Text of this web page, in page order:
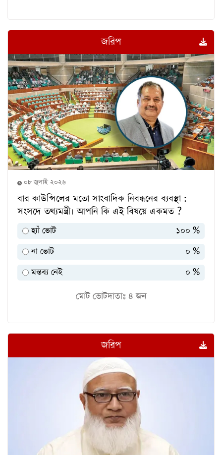
জরিপ
০৮ জুলাই ২০২৬
বার কাউন্সিলের মতো সাংবাদিক নিবন্ধনের ব্যবস্থা :
সংসদে তথ্যমন্ত্রী। আপনি কি এই বিষয়ে একমত ?
হ্যাঁ ভোট
১০০ %
না ভোট
০ %
মন্তব্য নেই
০ %
মোট ভোটদাতাঃ ৪ জন
জরিপ